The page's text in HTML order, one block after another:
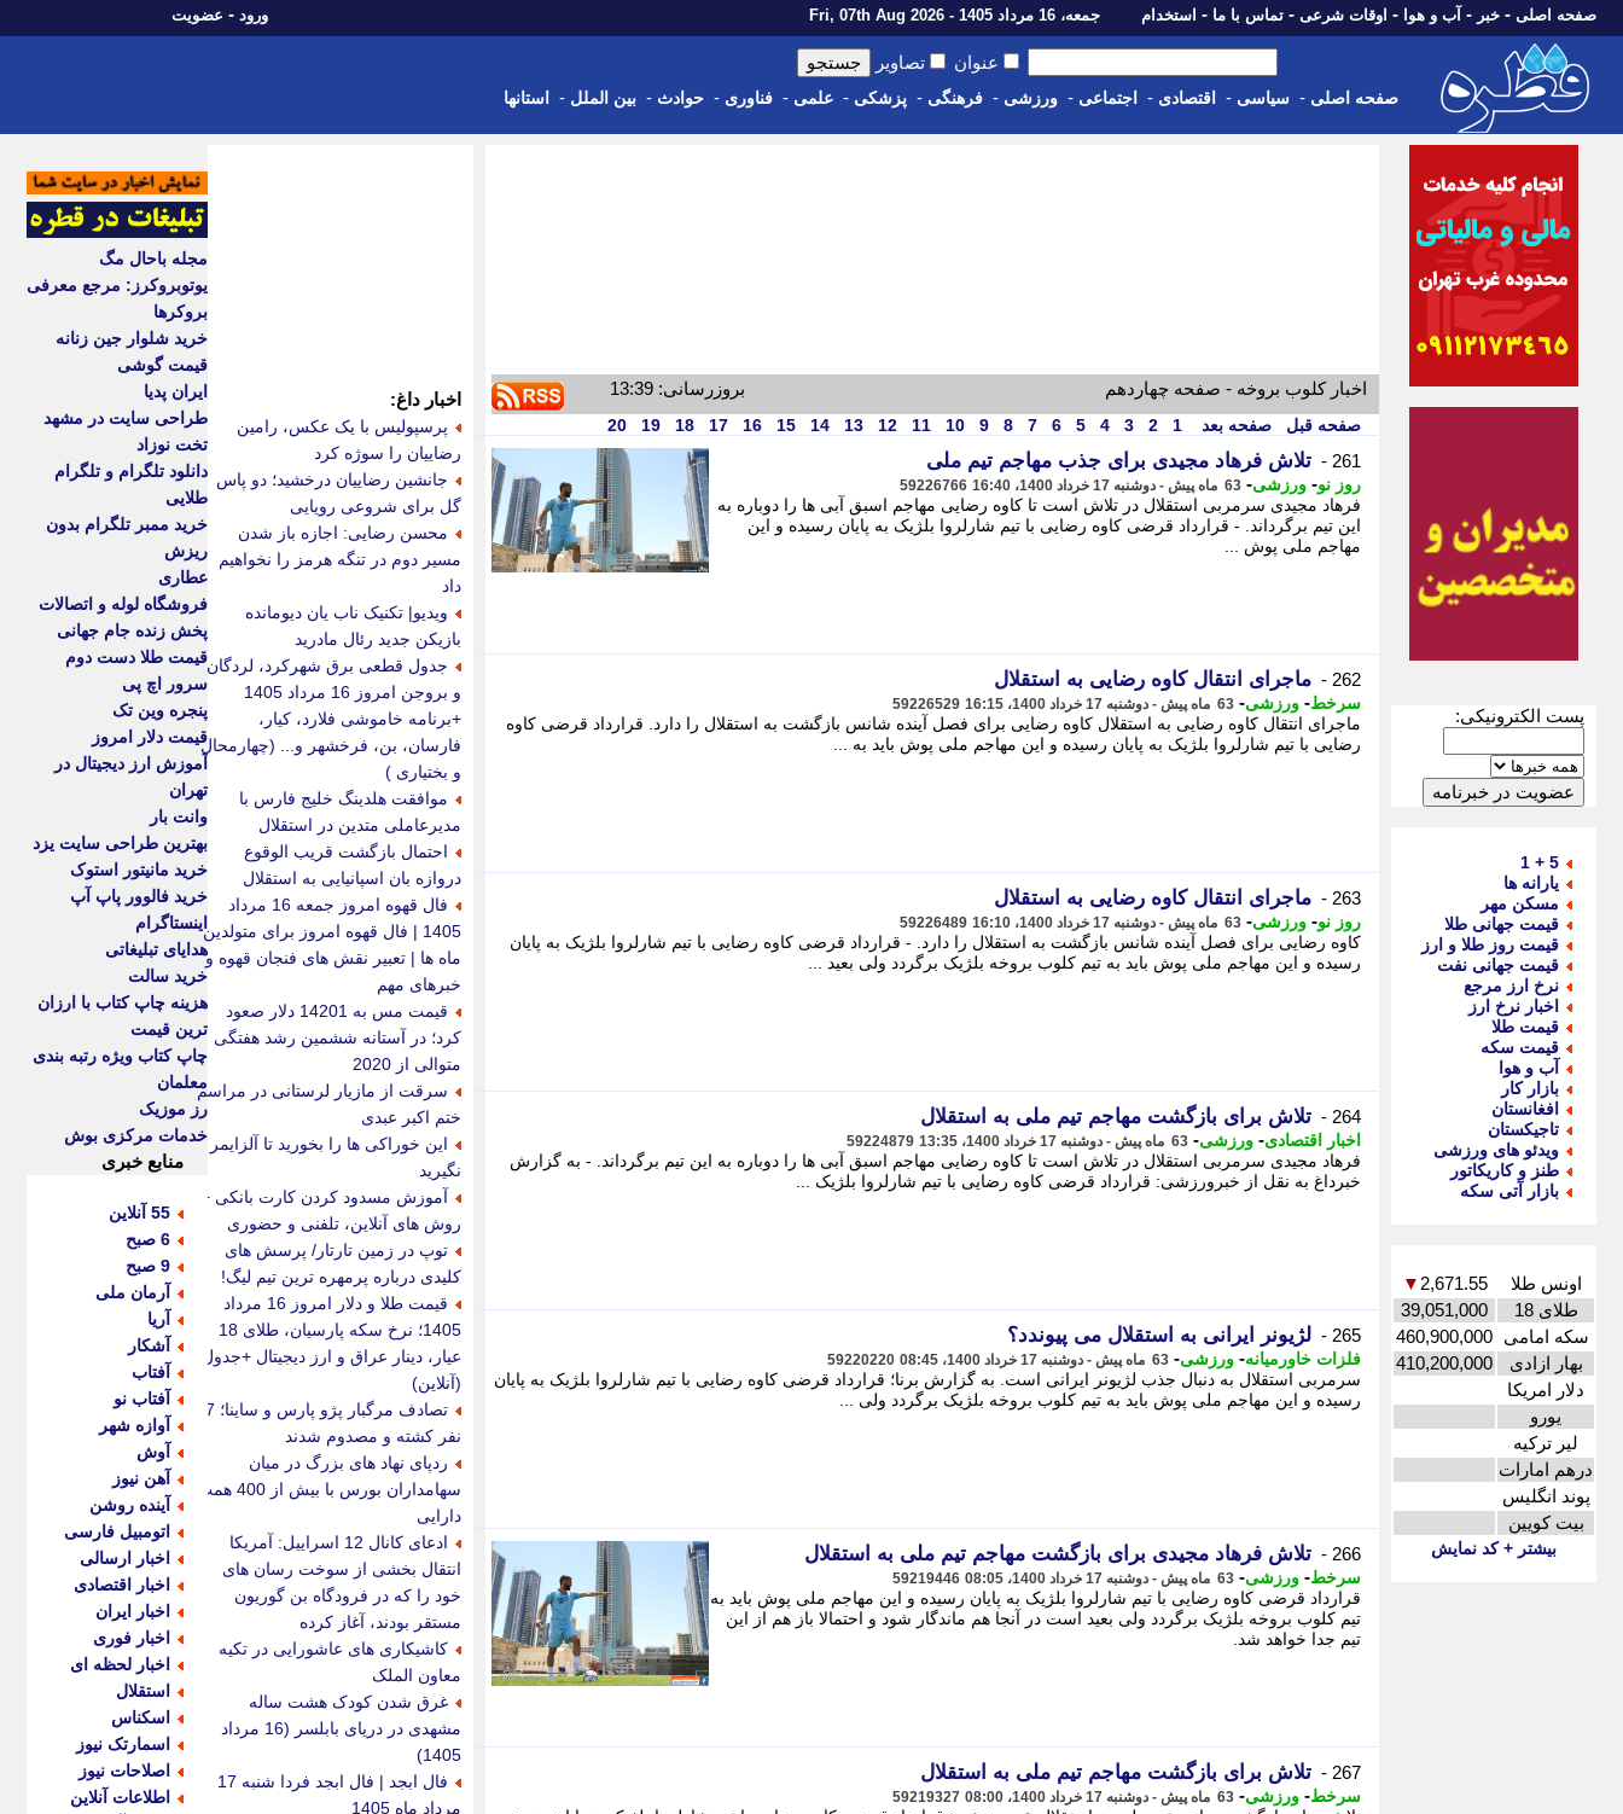
صفحه اصلی - خبر - آب و هوا - اوقات شرعی - تماس با ما - استخدام جمعه، 16 مرداد 1405 - Fri, 07th Aug 2026 ورود - عضویت
عنوان تصاویر
صفحه اصلی - سیاسی - اقتصادی - اجتماعی - ورزشی - فرهنگی - پزشکی - علمی - فناوری - حوادث - بین الملل - استانها
پست الکترونیکی:
5 + 1
یارانه ها
مسکن مهر
قیمت جهانی طلا
قیمت روز طلا و ارز
قیمت جهانی نفت
نرخ ارز مرجع
اخبار نرخ ارز
قیمت طلا
قیمت سکه
آب و هوا
بازار کار
افغانستان
تاجیکستان
ویدئو های ورزشی
طنز و کاریکاتور
بازار آتی سکه
اونس طلا 2,671.55
▼
طلای 18
39,051,000
سکه امامی 460,900,000
بهار ازادی
410,200,000
دلار امریکا
یورو
لیر ترکیه
درهم امارات
پوند انگلیس
بیت کویین
بیشتر + کد نمایش
اخبار کلوب بروخه - صفحه چهاردهم بروزرسانی: 13:39
صفحه قبل صفحه بعد 1
2
3
4
5
6
7
8
9
10
11
12
13
14
15
16
17
18
19
20
261 - تلاش فرهاد مجیدی برای جذب مهاجم تیم ملی
روز نو- ورزشی- 63 ماه پیش - دوشنبه 17 خرداد 1400، 16:40 59226766
فرهاد مجیدی سرمربی استقلال در تلاش است تا کاوه رضایی مهاجم اسبق آبی ها را دوباره به
این تیم برگرداند. - قرارداد قرضی کاوه رضایی با تیم شارلروا بلژیک به پایان رسیده و این
مهاجم ملی پوش ...
262 - ماجرای انتقال کاوه رضایی به استقلال
سرخط- ورزشی- 63 ماه پیش - دوشنبه 17 خرداد 1400، 16:15 59226529
ماجرای انتقال کاوه رضایی به استقلال کاوه رضایی برای فصل آینده شانس بازگشت به استقلال را دارد. قرارداد قرضی کاوه
رضایی با تیم شارلروا بلژیک به پایان رسیده و این مهاجم ملی پوش باید به ...
263 - ماجرای انتقال کاوه رضایی به استقلال
روز نو- ورزشی- 63 ماه پیش - دوشنبه 17 خرداد 1400، 16:10 59226489
کاوه رضایی برای فصل آینده شانس بازگشت به استقلال را دارد. - قرارداد قرضی کاوه رضایی با تیم شارلروا بلژیک به پایان
رسیده و این مهاجم ملی پوش باید به تیم کلوب بروخه بلژیک برگردد ولی بعید ...
264 - تلاش برای بازگشت مهاجم تیم ملی به استقلال
اخبار اقتصادی- ورزشی- 63 ماه پیش - دوشنبه 17 خرداد 1400، 13:35 59224879
فرهاد مجیدی سرمربی استقلال در تلاش است تا کاوه رضایی مهاجم اسبق آبی ها را دوباره به این تیم برگرداند. - به گزارش
خبرداغ به نقل از خبرورزشی: قرارداد قرضی کاوه رضایی با تیم شارلروا بلژیک ...
265 - لژیونر ایرانی به استقلال می پیوندد؟
فلزات خاورمیانه- ورزشی- 63 ماه پیش - دوشنبه 17 خرداد 1400، 08:45 59220220
سرمربی استقلال به دنبال جذب لژیونر ایرانی است. به گزارش برنا؛ قرارداد قرضی کاوه رضایی با تیم شارلروا بلژیک به پایان
رسیده و این مهاجم ملی پوش باید به تیم کلوب بروخه بلژیک برگردد ولی ...
266 - تلاش فرهاد مجیدی برای بازگشت مهاجم تیم ملی به استقلال
سرخط- ورزشی- 63 ماه پیش - دوشنبه 17 خرداد 1400، 08:05 59219446
قرارداد قرضی کاوه رضایی با تیم شارلروا بلژیک به پایان رسیده و این مهاجم ملی پوش باید به
تیم کلوب بروخه بلژیک برگردد ولی بعید است در آنجا هم ماندگار شود و احتمالا باز هم از این
تیم جدا خواهد شد.
267 - تلاش برای بازگشت مهاجم تیم ملی به استقلال
سرخط- ورزشی- 63 ماه پیش - دوشنبه 17 خرداد 1400، 08:00 59219327
اخبار داغ:
پرسپولیس با یک عکس، رامین
رضاییان را سوژه کرد
جانشین رضاییان درخشید؛ دو پاس
گل برای شروعی رویایی
محسن رضایی: اجازه باز شدن
مسیر دوم در تنگه هرمز را نخواهیم
داد
ویدیو| تکنیک ناب یان دیومانده
بازیکن جدید رئال مادرید
جدول قطعی برق شهرکرد، لردگان
و بروجن امروز 16 مرداد 1405
+برنامه خاموشی فلارد، کیار،
فارسان، بن، فرخشهر و... (چهارمحال
و بختیاری )
موافقت هلدینگ خلیج فارس با
مدیرعاملی متدین در استقلال
احتمال بازگشت قریب الوقوع
دروازه بان اسپانیایی به استقلال
فال قهوه امروز جمعه 16 مرداد
1405 | فال قهوه امروز برای متولدین
ماه ها | تعبیر نقش های فنجان قهوه و
خبرهای مهم
قیمت مس به 14201 دلار صعود
کرد؛ در آستانه ششمین رشد هفتگی
متوالی از 2020
سرقت از مازیار لرستانی در مراسم
ختم اکبر عبدی
این خوراکی ها را بخورید تا آلزایمر
نگیرید
آموزش مسدود کردن کارت بانکی +
روش های آنلاین، تلفنی و حضوری
توپ در زمین تارتار/ پرسش های
کلیدی درباره پرمهره ترین تیم لیگ!
قیمت طلا و دلار امروز 16 مرداد
1405؛ نرخ سکه پارسیان، طلای 18
عیار، دینار عراق و ارز دیجیتال +جدول
(آنلاین)
تصادف مرگبار پژو پارس و ساینا؛ 7
نفر کشته و مصدوم شدند
ردپای نهاد های بزرگ در میان
سهامداران بورس با بیش از 400 همت
دارایی
ادعای کانال 12 اسراییل: آمریکا
انتقال بخشی از سوخت رسان های
خود را که در فرودگاه بن گوریون
مستقر بودند، آغاز کرده
کاشیکاری های عاشورایی در تکیه
معاون الملک
غرق شدن کودک هشت ساله
مشهدی در دریای بابلسر (16 مرداد
1405)
فال ابجد | فال ابجد فردا شنبه 17
مرداد ماه 1405
مجله باحال مگ
یوتوبروکرز: مرجع معرفی
بروکرها
خرید شلوار جین زنانه
قیمت گوشی
ایران پدیا
طراحی سایت در مشهد
تخت نوزاد
دانلود تلگرام و تلگرام
طلایی
خرید ممبر تلگرام بدون
ریزش
عطاری
فروشگاه لوله و اتصالات
پخش زنده جام جهانی
قیمت طلا دست دوم
سرور اچ پی
پنجره وین تک
قیمت دلار امروز
آموزش ارز دیجیتال در
تهران
وانت بار
بهترین طراحی سایت یزد
خرید مانیتور استوک
خرید فالوور پاپ آپ
اینستاگرام
هدایای تبلیغاتی
خرید سالت
هزینه چاپ کتاب با ارزان
ترین قیمت
چاپ کتاب ویژه رتبه بندی
معلمان
رز موزیک
خدمات مرکزی بوش
منابع خبری
55 آنلاین
6 صبح
9 صبح
آرمان ملی
آریا
آشکار
آفتاب
آفتاب نو
آوازه شهر
آوش
آهن نیوز
آینده روشن
اتومبیل فارسی
اخبار ارسالی
اخبار اقتصادی
اخبار ایران
اخبار فوری
اخبار لحظه ای
استقلال
اسکناس
اسمارتک نیوز
اصلاحات نیوز
اطلاعات آنلاین